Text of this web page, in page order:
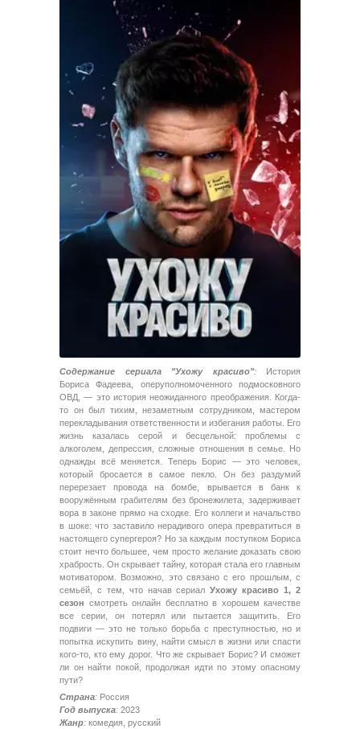
Содержание сериала "Ухожу красиво":История
Бориса Фадеева, оперуполномоченного подмосковного
ОВД, — это история неожиданного преображения. Когда-
то он был тихим, незаметным сотрудником, мастером
перекладывания ответственности и избегания работы. Его
жизнь казалась серой и бесцельной: проблемы с
алкоголем, депрессия, сложные отношения в семье. Но
однажды всё меняется. Теперь Борис — это человек,
который бросается в самое пекло. Он без раздумий
перерезает провода на бомбе, врывается в банк к
вооружённым грабителям без бронежилета, задерживает
вора в законе прямо на сходке. Его коллеги и начальство
в шоке: что заставило нерадивого опера превратиться в
настоящего супергероя? Но за каждым поступком Бориса
стоит нечто большее, чем просто желание доказать свою
храбрость. Он скрывает тайну, которая стала его главным
мотиватором. Возможно, это связано с его прошлым, с
семьёй, с тем, что начав сериалУхожу красиво 1, 2
сезон смотреть онлайн бесплатно в хорошем качестве
все серии, он потерял или пытается защитить. Его
подвиги — это не только борьба с преступностью, но и
попытка искупить вину, найти смысл в жизни или спасти
кого-то, кто ему дорог. Что же скрывает Борис? И сможет
ли он найти покой, продолжая идти по этому опасному
пути?
Страна: Россия
Год выпуска: 2023
Жанр: комедия, русский